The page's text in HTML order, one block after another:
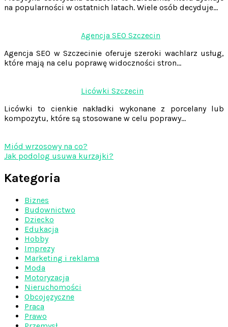
na popularności w ostatnich latach. Wiele osób decyduje…
Agencja SEO Szczecin
Agencja SEO w Szczecinie oferuje szeroki wachlarz usług,
które mają na celu poprawę widoczności stron…
Licówki Szczecin
Licówki to cienkie nakładki wykonane z porcelany lub
kompozytu, które są stosowane w celu poprawy…
Miód wrzosowy na co?
Jak podolog usuwa kurzajki?
Kategoria
Biznes
Budownictwo
Dziecko
Edukacja
Hobby
Imprezy
Marketing i reklama
Moda
Motoryzacja
Nieruchomości
Obcojęzyczne
Praca
Prawo